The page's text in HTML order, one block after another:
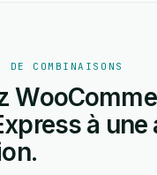
DE COMBINAISONS
à une